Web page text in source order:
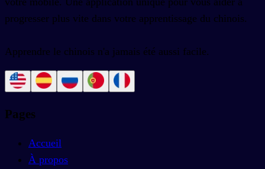
progresser plus vite dans votre apprentissage du chinois.
Apprendre le chinois n'a jamais été aussi facile.
Pages
Accueil
À propos